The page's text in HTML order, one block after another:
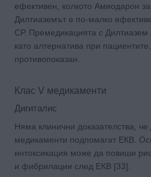
ефективен, колкото Амиодарон
Дилтиаземът е по-малко
СР. Премедикацията с
като алтернатива при
противопоказан.
Клас V медикаменти
Дигиталис
Няма клинични доказателства, че
медикаменти подпомагат ЕКВ.
интоксикация може да повиши
и фибрилации след ЕКВ [33].